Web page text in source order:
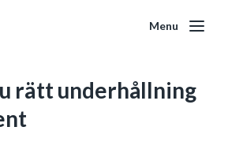
Menu
rätt underhållning